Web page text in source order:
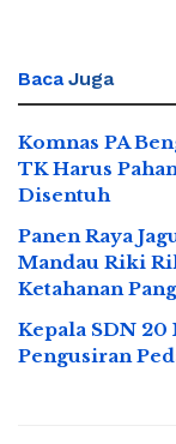
Baca Juga
Komnas PA
TK Harus
Disentuh
Panen Raya
Mandau Riki
Ketahanan
Kepala SDN 20
Pengusiran